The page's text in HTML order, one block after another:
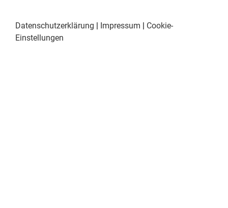
Datenschutzerklärung Impressum
Cookie-
Einstellungen